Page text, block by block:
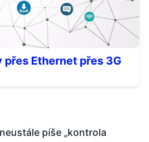
přes Ethernet přes 3G
píše „kontrola